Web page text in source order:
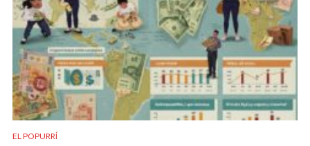
EL POPURRÍ